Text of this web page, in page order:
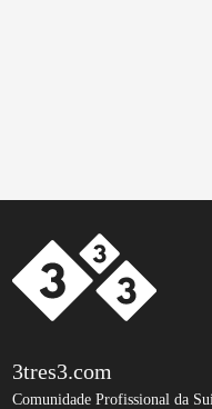
3tres3.com
Comunidade Profissional da